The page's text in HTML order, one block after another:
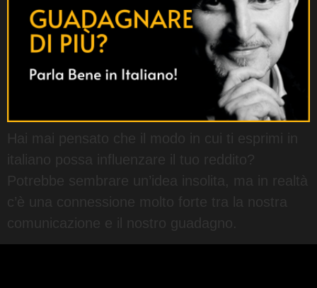
Hai mai pensato che il modo in cui ti esprimi in
italiano possa influenzare il tuo reddito?
Potrebbe sembrare un’idea insolita, ma in realtà
c’è una connessione molto forte tra la nostra
comunicazione e il nostro guadagno.